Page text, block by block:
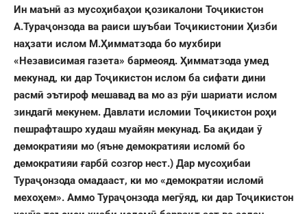
Ин маънӣ аз мусоҳибаҳои қозикалони Тоҷикистон
А.Тураҷонзода ва раиси шуъбаи Тоҷикистонии Ҳизби
наҳзати ислом М.Ҳимматзода бо мухбири
«Независимая газета» бармеояд. Ҳимматзода умед
мекунад, ки дар Тоҷикистон ислом ба сифати дини
расмӣ эътироф мешавад ва мо аз рӯи шариати ислом
зиндагӣ мекунем. Давлати исломии Тоҷикистон роҳи
пешрафташро худаш муайян мекунад. Ба ақидаи ӯ
демократияи мо (яъне демократияи исломӣ бо
демократияи ғарбӣ созгор нест.) Дар мусоҳибаи
Тураҷонзода омадааст, ки мо «демократяи исломӣ
мехоҳем». Аммо Тураҷонзода мегӯяд, ки дар Тоҷикистон